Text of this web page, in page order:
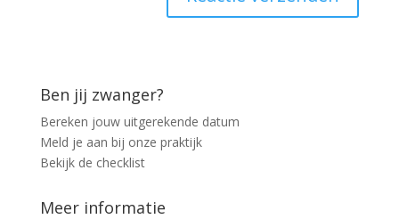
Ben jij zwanger?
Bereken jouw uitgerekende datum
Meld je aan bij onze praktijk
Bekijk de checklist
Meer informatie